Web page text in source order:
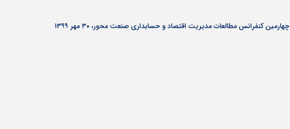
چهارمین کنفرانس مطالعات مدیریت اقتصاد و حسابداری صنعت محور، ۳۰ مهر ۱۳۹۹